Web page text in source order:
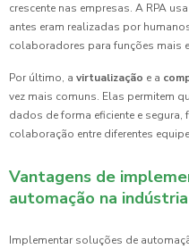
crescente nas empresas. A RPA
antes eram realizadas por
colaboradores para funções mais
Por último, a virtualização e a
vez mais comuns. Elas permitem
dados de forma eficiente e
colaboração entre diferentes
Vantagens de
automação na indústria
Implementar soluções de